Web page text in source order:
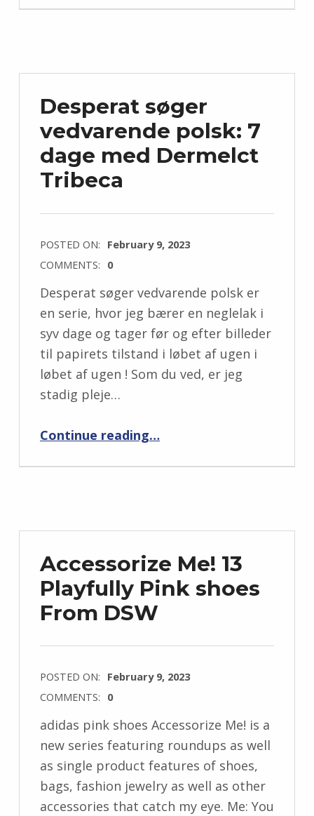
Desperat søger
vedvarende polsk: 7
dage med Dermelct
Tribeca
POSTED ON: February 9, 2023
COMMENTS: 0
Desperat søger vedvarende polsk er
en serie, hvor jeg bærer en neglelak i
syv dage og tager før og efter billeder
til papirets tilstand i løbet af ugen i
løbet af ugen ! Som du ved, er jeg
stadig pleje…
Continue reading“Desperat søger vedvarende polsk: 7 dage med Dermelct Tribeca”
…
Accessorize Me! 13
Playfully Pink shoes
From DSW
POSTED ON: February 9, 2023
COMMENTS: 0
adidas pink shoes Accessorize Me! is a
new series featuring roundups as well
as single product features of shoes,
bags, fashion jewelry as well as other
accessories that catch my eye. Me: You